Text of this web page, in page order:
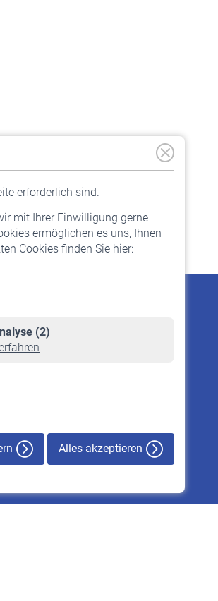
erforderlich sind.
mit Ihrer Einwilligung gerne
ermöglichen es uns, Ihnen
Cookies finden Sie hier:
(2)
Alles akzeptieren